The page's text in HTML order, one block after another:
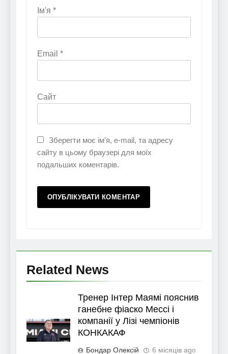
Ім'я *
Email *
Сайт
Зберегти моє ім'я, e-mail, та адресу
сайту в цьому браузері для моїх
подальших коментарів.
Related News
Тренер Інтер Маямі пояснив
ганебне фіаско Мессі і
компанії у Лізі чемпіонів
КОНКАКАФ
Бондар Олексій 6 місяців ago